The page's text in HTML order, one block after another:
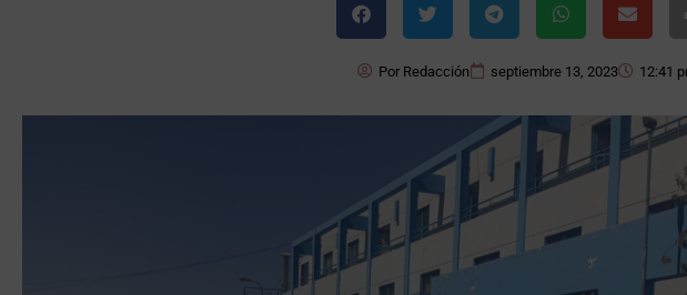
Por Redacción septiembre 13, 2023 12:41